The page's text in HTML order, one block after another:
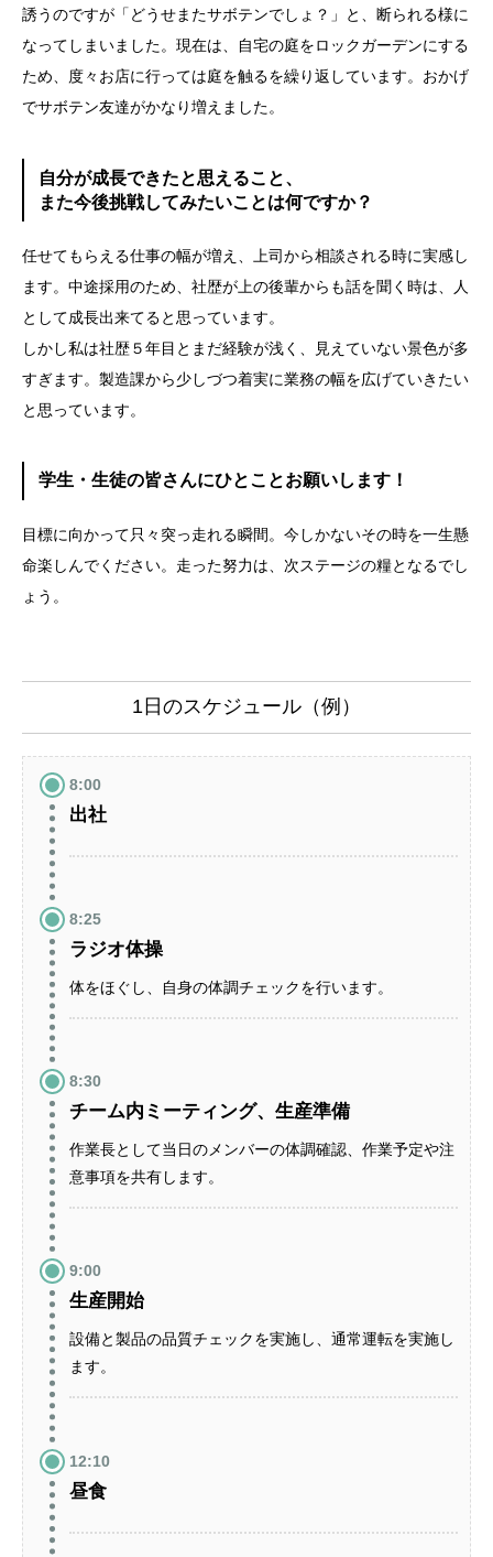
誘うのですが「どうせまたサボテンでしょ？」と、断られる様に
なってしまいました。現在は、自宅の庭をロックガーデンにする
ため、度々お店に行っては庭を触るを繰り返しています。おかげ
でサボテン友達がかなり増えました。
自分が成長できたと思えること、
また今後挑戦してみたいことは何ですか？
任せてもらえる仕事の幅が増え、上司から相談される時に実感し
ます。中途採用のため、社歴が上の後輩からも話を聞く時は、人
として成長出来てると思っています。
しかし私は社歴５年目とまだ経験が浅く、見えていない景色が多
すぎます。製造課から少しづつ着実に業務の幅を広げていきたい
と思っています。
学生・生徒の皆さんにひとことお願いします！
目標に向かって只々突っ走れる瞬間。今しかないその時を一生懸
命楽しんでください。走った努力は、次ステージの糧となるでし
ょう。
1日のスケジュール（例）
8:00
出社
8:25
ラジオ体操
体をほぐし、自身の体調チェックを行います。
8:30
チーム内ミーティング、生産準備
作業長として当日のメンバーの体調確認、作業予定や注
意事項を共有します。
9:00
生産開始
設備と製品の品質チェックを実施し、通常運転を実施し
ます。
12:10
昼食